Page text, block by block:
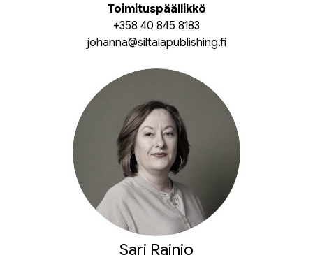
Toimituspäällikkö
+358 40 845 8183
johanna@siltalapublishing.fi
Sari Rainio